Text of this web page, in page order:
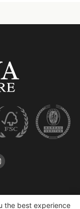
the best experience